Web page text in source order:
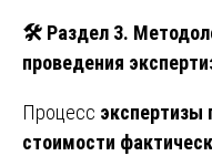
🛠️ Раздел 3.
проведения
Процесс экспертизы
стоимости